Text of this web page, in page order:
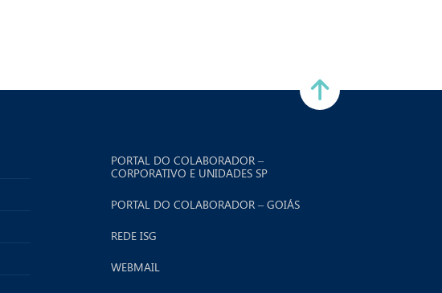
PORTAL DO COLABORADOR –
CORPORATIVO E UNIDADES SP
PORTAL DO COLABORADOR – GOIÁS
REDE ISG
WEBMAIL